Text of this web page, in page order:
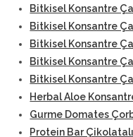
Bitkisel Konsantre
Bitkisel Konsantre
Bitkisel Konsantre
Bitkisel Konsantre
Bitkisel Konsantre
Herbal Aloe
Gurme Domates
Protein Bar Çikolatalı